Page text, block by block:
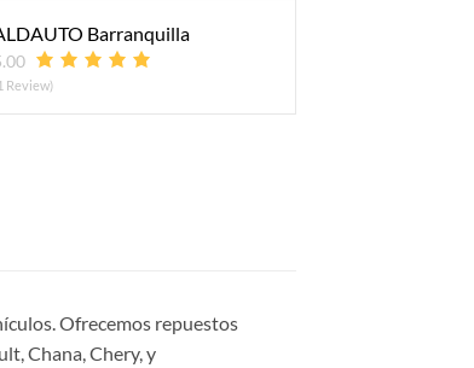
Barranquilla
Review)
Ofrecemos repuestos
Chana, Chery, y